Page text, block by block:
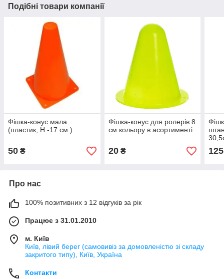
Подібні товари компанії
Фішка-конус мала
(пластик, Н -17 см.)
50 ₴
Фішка-конус для ролерів 8
см кольору в асортименті
20₴ 125
Про нас
100% позитивних з 12 відгуків за рік
Працює з 31.01.2010
м. Київ
Київ, лівий берег (самовивіз за домовленістю зі складу
закритого типу), Київ, Україна
Контакти